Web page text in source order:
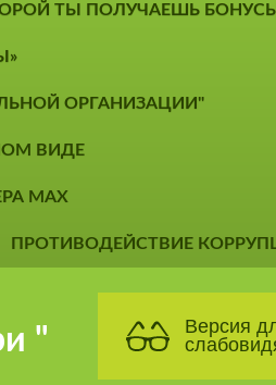
ТЫ ПОЛУЧАЕШЬ
ОРГАНИЗАЦИИ"
ВИДЕ
MAX
ПРОТИВОДЕЙСТВИЕ
"
Версия